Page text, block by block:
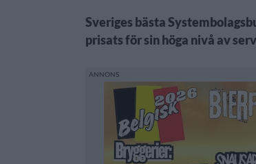
Sveriges bästa
prisats för sin höga nivå av